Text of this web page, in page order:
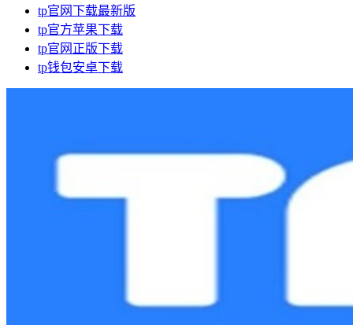
tp官网下载最新版
tp官方苹果下载
tp官网正版下载
tp钱包安卓下载